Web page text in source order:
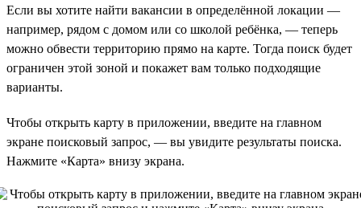
Если вы хотите найти вакансии в определённой локации —
например, рядом с домом или со школой ребёнка, — теперь
можно обвести территорию прямо на карте. Тогда поиск будет
ограничен этой зоной и покажет вам только подходящие
варианты.
Чтобы открыть карту в приложении, введите на главном
экране поисковый запрос, — вы увидите результаты поиска.
Нажмите «Карта» внизу экрана.